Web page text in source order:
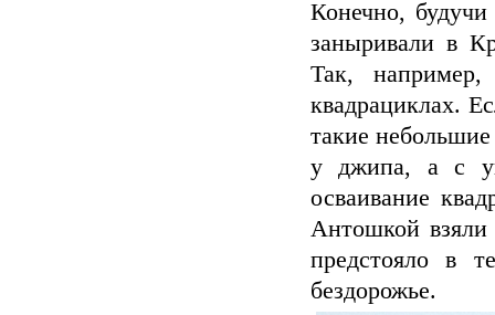
Конечно,
заныривали в
Так,
квадрациклах.
такие
у джипа, а с
осваивание
Антошкой
предстояло в
бездорожье.